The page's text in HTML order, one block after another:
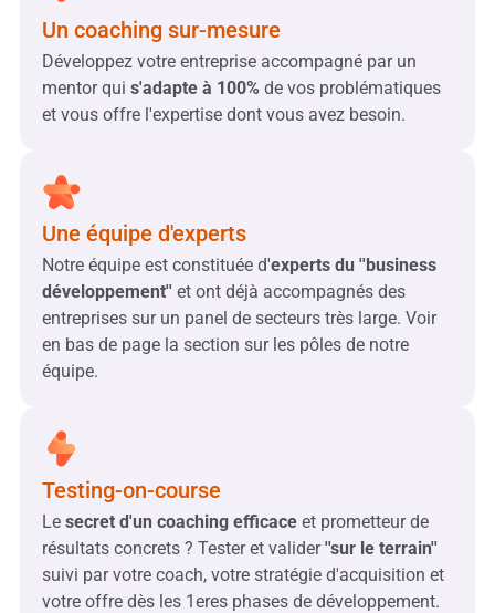
Un coaching sur-mesure
Développez votre entreprise accompagné par un
mentor qui s'adapte à 100% de vos problématiques
et vous offre l'expertise dont vous avez besoin.
Une équipe d'experts
Notre équipe est constituée d'experts du ''business
développement'' et ont déjà accompagnés des
entreprises sur un panel de secteurs très large. Voir
en bas de page la section sur les pôles de notre
équipe.
Testing-on-course
Le secret d'un coaching efficace et prometteur de
résultats concrets ? Tester et valider''sur le terrain''
suivi par votre coach, votre stratégie d'acquisition et
votre offre dès les 1eres phases de développement.